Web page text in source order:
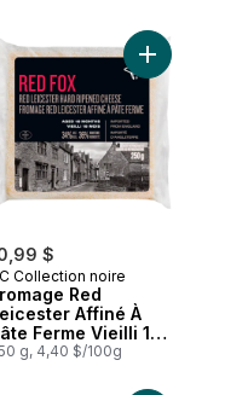
La Gruyère Antique
$
Collection noire
Red
Affiné À
Ferme Vieilli 18
g, 4,40 $/100g
Ajouter